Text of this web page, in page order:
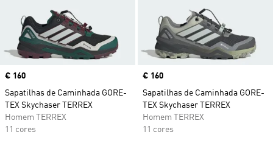
Price
€ 160
Sapatilhas de Caminhada GORE-
TEX Skychaser TERREX
Homem TERREX
11 cores
Price
€ 160
Sapatilhas de Caminhada GORE-
TEX Skychaser TERREX
Homem TERREX
11 cores